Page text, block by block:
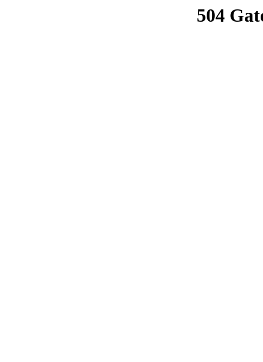
504